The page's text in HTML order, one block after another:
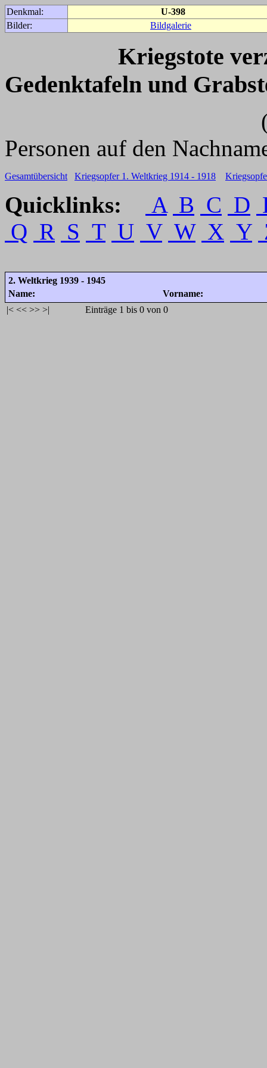
Denkmal:
U-398
Bilder:
Bildgalerie
Kriegstote
Gedenktafeln und
(Für weitere
Personen auf den
Gesamtübersicht Kriegsopfer 1. Weltkrieg 1914 - 1918
Quicklinks: A B C D
Q R S T U V W X Y
2. Weltkrieg 1939 - 1945
Name:
Vorname:
|< << >> >| Einträge 1 bis 0 von 0